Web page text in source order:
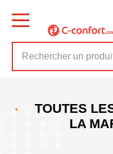
TOUTES
LA